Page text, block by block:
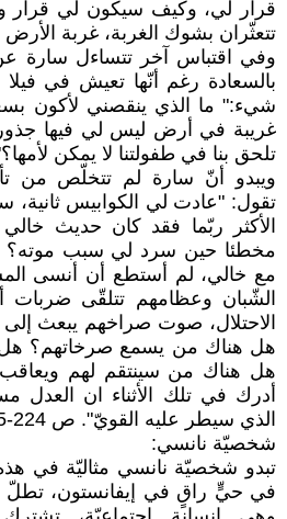
قرار لي، وكيف سيكون لي قرار
تتعثّران بشوك الغربة، غربة الأرض
وفي اقتباس آخر تتساءل سارة
بالسعادة رغم أنّها تعيش في
شيء:" ما الذي ينقصني لأكون
غريبة في أرض ليس لي فيها
تلحق بنا في طفولتنا لا يمكن لأمها؟"
ويبدو أنّ سارة لم تتخلّص من
تقول: "عادت لي الكوابيس ثانية،
الأكثر ربّما فقد كان حديث
مخطئا حين سرد لي سبب موته؟
مع خالي، لم أستطع أن أنسى
الشّبان وعظامهم تتلقّى
الاحتلال، صوت صراخهم يبعث
هل هناك من يسمع صرخاتهم؟
هل هناك من سينتقم لهم
أدرك في تلك الأثناء ان العدل
الذي سيطر عليه القويّ". ص 224-225.
شخصيّة نانسي:
تبدو شخصيّة نانسي مثاليّة في
في حيٍّ راقٍ في إيفانستون، تطلّ